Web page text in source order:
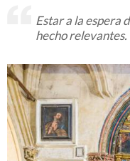
Estar a la espera
hecho relevantes.